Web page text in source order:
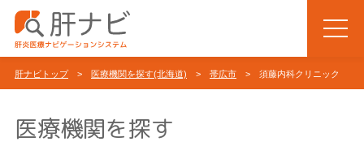
肝ナビトップ> 医療機関を探す(北海道) > 帯広市 > 須藤内科クリニック
医療機関を探す